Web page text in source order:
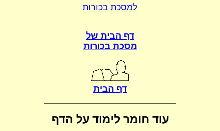
למסכת בכורות
דף הבית של
מסכת בכורות
דף הבית
עוד חומר לימוד על הדף